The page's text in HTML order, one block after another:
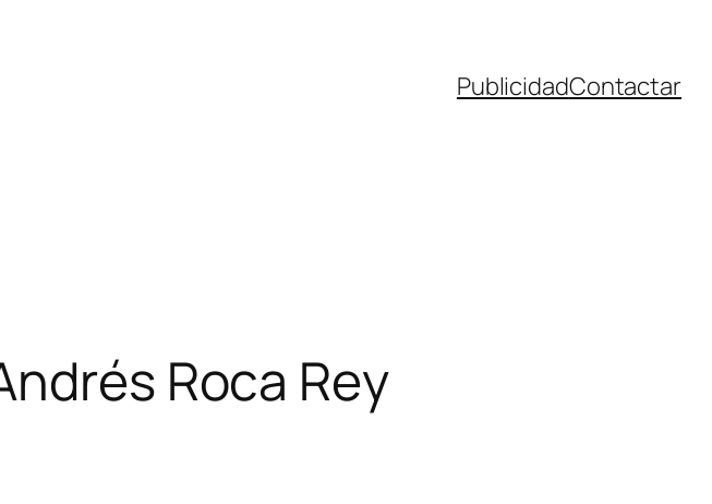
PublicidadContactar
Roca Rey